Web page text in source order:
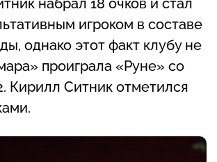
набрал 18 очков и стал
игроком в составе
однако этот факт клубу не
проиграла «Руне» со
Кирилл Ситник отметился